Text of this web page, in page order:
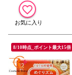
8/10時点_ポイント最大15倍